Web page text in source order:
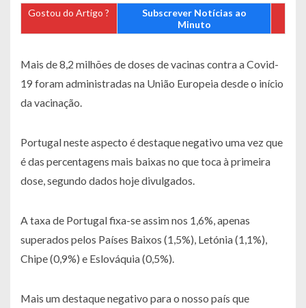
Gostou do Artigo ?
Subscrever Notícias ao
Minuto
Mais de 8,2 milhões de doses de vacinas contra a Covid-
19 foram administradas na União Europeia desde o início
da vacinação.
Portugal neste aspecto é destaque negativo uma vez que
é das percentagens mais baixas no que toca à primeira
dose, segundo dados hoje divulgados.
A taxa de Portugal fixa-se assim nos 1,6%, apenas
superados pelos Países Baixos (1,5%), Letónia (1,1%),
Chipe (0,9%) e Eslováquia (0,5%).
Mais um destaque negativo para o nosso país que